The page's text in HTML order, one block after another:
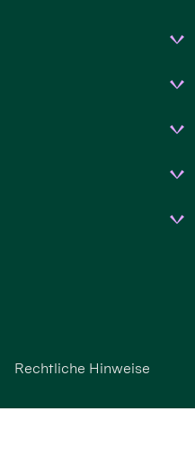
Rechtliche Hinweise